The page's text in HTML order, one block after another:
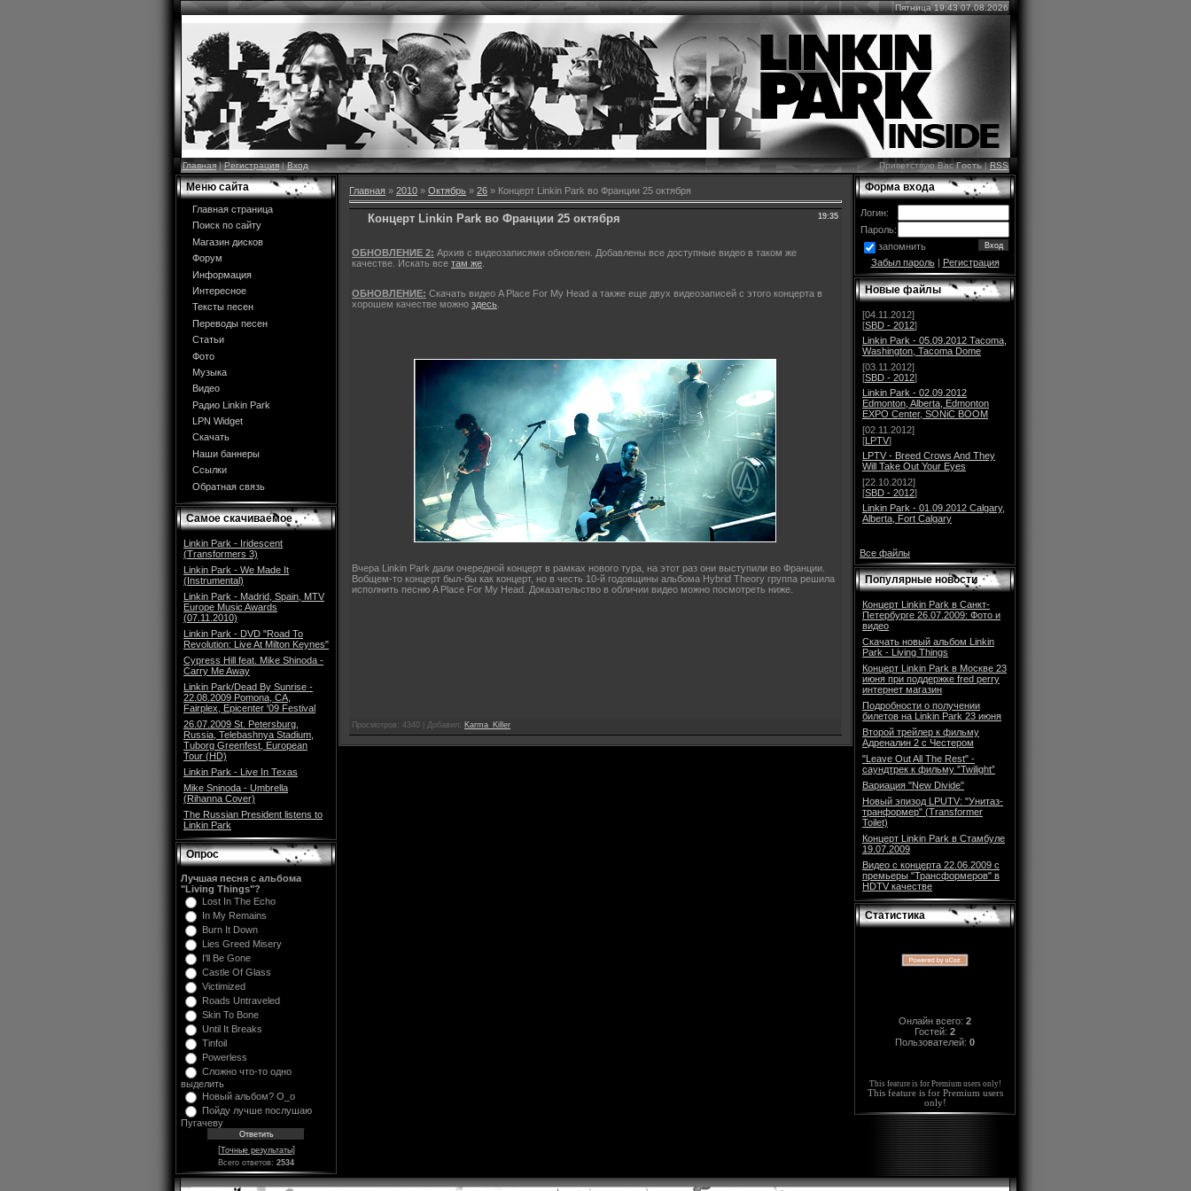
Пятница 19:43 07.08.2026
Главная|Регистрация|Вход Приветствую ВасГость|RSS
Меню сайта
Главная страница
Поиск по сайту
Магазин дисков
Форум
Информация
Интересное
Тексты песен
Переводы песен
Статьи
Фото
Музыка
Видео
Радио Linkin Park
LPN Widget
Скачать
Наши баннеры
Ссылки
Обратная связь
Самое скачиваемое
Linkin Park - Iridescent
(Transformers 3)
Linkin Park - We Made It
(Instrumental)
Linkin Park - Madrid, Spain, MTV
Europe Music Awards
(07.11.2010)
Linkin Park - DVD "Road To
Revolution: Live At Milton Keynes"
Cypress Hill feat. Mike Shinoda -
Carry Me Away
Linkin Park/Dead By Sunrise -
22.08.2009 Pomona, CA,
Fairplex, Epicenter '09 Festival
26.07.2009 St. Petersburg,
Russia, Telebashnya Stadium,
Tuborg Greenfest, European
Tour (HD)
Linkin Park - Live In Texas
Mike Sninoda - Umbrella
(Rihanna Cover)
The Russian President listens to
Linkin Park
Опрос
Лучшая песня с альбома
"Living Things"?
Lost In The Echo
In My Remains
Burn It Down
Lies Greed Misery
I'll Be Gone
Castle Of Glass
Victimized
Roads Untraveled
Skin To Bone
Until It Breaks
Tinfoil
Powerless
Сложно что-то одно
выделить
Новый альбом? O_o
Пойду лучше послушаю
Пугачеву
[Точные результаты]
Всего ответов: 2534
Главная » 2010 » Октябрь » 26 » Концерт Linkin Park во Франции 25 октября
19:35
Концерт Linkin Park во Франции 25 октября
ОБНОВЛЕНИЕ 2: Архив с видеозаписями обновлен. Добавлены все доступные видео в таком же
качестве. Искать все там же
ОБНОВЛЕНИЕ: Скачать видео A Place For My Head а также еще двух видеозаписей с этого концерта в
хорошем качестве можно здесь
Вчера Linkin Park дали очередной концерт в рамках нового тура, на этот раз они выступили во Франции.
Вобщем-то концерт был-бы как концерт, но в честь 10-й годовщины альбома Hybrid Theory группа решила
исполнить песню A Place For My Head. Доказательство в обличии видео можно посмотреть ниже.
Просмотров : 4340 | Добавил: Karma_Killer
Форма входа
Логин:
Пароль:
запомнить
Забыл пароль| Регистрация
Новые файлы
[04.11.2012]
[SBD - 2012]
Linkin Park - 05.09.2012 Tacoma,
Washington, Tacoma Dome
[03.11.2012]
[SBD - 2012]
Linkin Park - 02.09.2012
Edmonton, Alberta, Edmonton
EXPO Center, SONiC BOOM
[02.11.2012]
[LPTV]
LPTV - Breed Crows And They
Will Take Out Your Eyes
[22.10.2012]
[SBD - 2012]
Linkin Park - 01.09.2012 Calgary,
Alberta, Fort Calgary
Все файлы
Популярные новости
Концерт Linkin Park в Санкт-
Петербурге 26.07.2009: Фото и
видео
Скачать новый альбом Linkin
Park - Living Things
Концерт Linkin Park в Москве 23
июня при поддержке fred perry
интернет магазин
Подробности о получении
билетов на Linkin Park 23 июня
Второй трейлер к фильму
Адреналин 2 с Честером
"Leave Out All The Rest" -
саундтрек к фильму ”Twilight”
Вариация "New Divide"
Новый эпизод LPUTV: "Унитаз-
транформер" (Transformer
Toilet)
Концерт Linkin Park в Стамбуле
19.07.2009
Видео с концерта 22.06.2009 с
премьеры "Трансформеров" в
HDTV качестве
Статистика
Онлайн всего: 2
Гостей: 2
Пользователей: 0
This feature is for Premium users only!
This feature is for Premium users
only!